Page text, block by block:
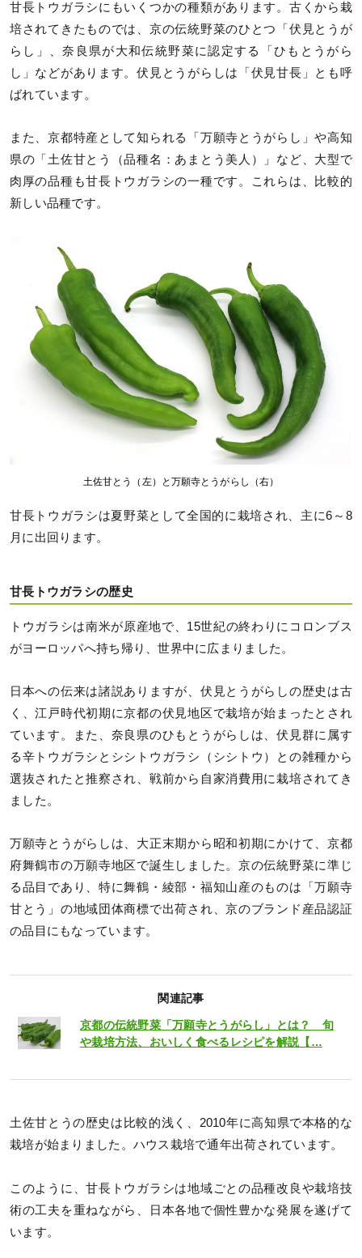
甘長トウガラシにもいくつかの種類があります。古くから栽
培されてきたものでは、京の伝統野菜のひとつ「伏見とうが
らし」、奈良県が大和伝統野菜に認定する「ひもとうがら
し」などがあります。伏見とうがらしは「伏見甘長」とも呼
ばれています。
また、京都特産として知られる「万願寺とうがらし」や高知
県の「土佐甘とう（品種名：あまとう美人）」など、大型で
肉厚の品種も甘長トウガラシの一種です。これらは、比較的
新しい品種です。
土佐甘とう（左）と万願寺とうがらし（右）
甘長トウガラシは夏野菜として全国的に栽培され、主に6～8
月に出回ります。
甘長トウガラシの歴史
トウガラシは南米が原産地で、15世紀の終わりにコロンブス
がヨーロッパへ持ち帰り、世界中に広まりました。
日本への伝来は諸説ありますが、伏見とうがらしの歴史は古
く、江戸時代初期に京都の伏見地区で栽培が始まったとされ
ています。また、奈良県のひもとうがらしは、伏見群に属す
る辛トウガラシとシシトウガラシ（シシトウ）との雑種から
選抜されたと推察され、戦前から自家消費用に栽培されてき
ました。
万願寺とうがらしは、大正末期から昭和初期にかけて、京都
府舞鶴市の万願寺地区で誕生しました。京の伝統野菜に準じ
る品目であり、特に舞鶴・綾部・福知山産のものは「万願寺
甘とう」の地域団体商標で出荷され、京のブランド産品認証
の品目にもなっています。
関連記事
京都の伝統野菜「万願寺とうがらし」とは？ 旬
や栽培方法、おいしく食べるレシピを解説【…
土佐甘とうの歴史は比較的浅く、2010年に高知県で本格的な
栽培が始まりました。ハウス栽培で通年出荷されています。
このように、甘長トウガラシは地域ごとの品種改良や栽培技
術の工夫を重ねながら、日本各地で個性豊かな発展を遂げて
います。